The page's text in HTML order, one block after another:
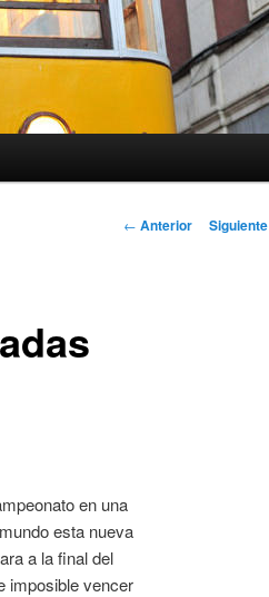
Navegación
← Anterior Siguiente
en una
esta nueva
a la final del
imposible vencer